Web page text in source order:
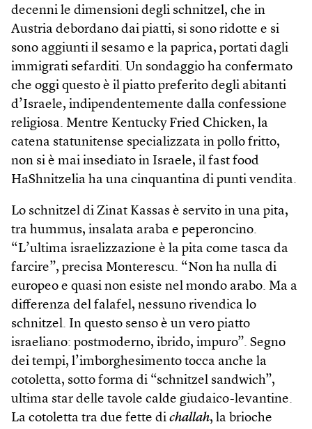
decenni le dimensioni degli schnitzel, che in
Austria debordano dai piatti, si sono ridotte e si
sono aggiunti il sesamo e la paprica, portati dagli
immigrati sefarditi. Un sondaggio ha confermato
che oggi questo è il piatto preferito degli abitanti
d’Israele, indipendentemente dalla confessione
religiosa. Mentre Kentucky Fried Chicken, la
catena statunitense specializzata in pollo fritto,
non si è mai insediato in Israele, il fast food
HaShnitzelia ha una cinquantina di punti vendita.
Lo schnitzel di Zinat Kassas è servito in una pita,
tra hummus, insalata araba e peperoncino.
“L’ultima israelizzazione è la pita come tasca da
farcire”, precisa Monterescu. “Non ha nulla di
europeo e quasi non esiste nel mondo arabo. Ma a
differenza del falafel, nessuno rivendica lo
schnitzel. In questo senso è un vero piatto
israeliano: postmoderno, ibrido, impuro”. Segno
dei tempi, l’imborghesimento tocca anche la
cotoletta, sotto forma di “schnitzel sandwich”,
ultima star delle tavole calde giudaico-levantine.
La cotoletta tra due fette di challah, la brioche